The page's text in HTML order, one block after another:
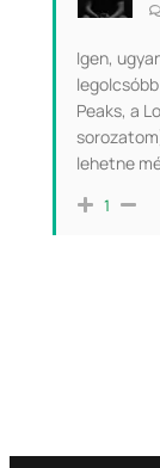
Igen,
Peaks, a
lehetne
1